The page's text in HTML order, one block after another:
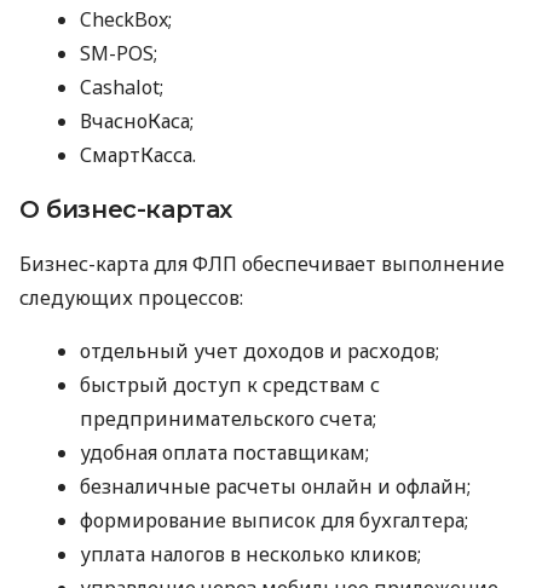
CheckBox;
SM-POS;
Cashalot;
ВчасноКаса;
СмартКасса.
О бизнес-картах
Бизнес-карта для ФЛП обеспечивает выполнение
следующих процессов:
отдельный учет доходов и расходов;
быстрый доступ к средствам с
предпринимательского счета;
удобная оплата поставщикам;
безналичные расчеты онлайн и офлайн;
формирование выписок для бухгалтера;
уплата налогов в несколько кликов;